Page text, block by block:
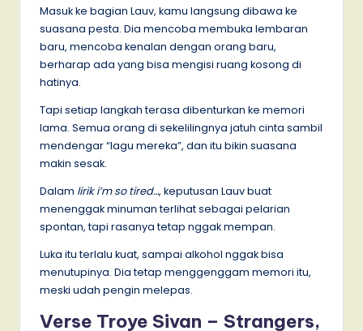
Masuk ke bagian Lauv, kamu langsung dibawa ke
suasana pesta. Dia mencoba membuka lembaran
baru, mencoba kenalan dengan orang baru,
berharap ada yang bisa mengisi ruang kosong di
hatinya.
Tapi setiap langkah terasa dibenturkan ke memori
lama. Semua orang di sekelilingnya jatuh cinta sambil
mendengar “lagu mereka”, dan itu bikin suasana
makin sesak.
Dalam lirik i’m so tired…, keputusan Lauv buat
menenggak minuman terlihat sebagai pelarian
spontan, tapi rasanya tetap nggak mempan.
Luka itu terlalu kuat, sampai alkohol nggak bisa
menutupinya. Dia tetap menggenggam memori itu,
meski udah pengin melepas.
Verse Troye Sivan – Strangers,